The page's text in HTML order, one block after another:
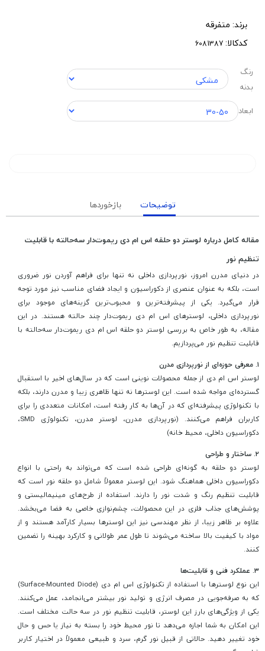
برند: متفرقه
کدکالا:
رنگ
بدنه
ابعاد
توضیحات بازخوردها
مقاله کامل درباره لوستر دو حلقه اس ام دی ریموت‌دار سه‌حالته با قابلیت
تنظیم نور
در دنیای مدرن امروز، نورپردازی داخلی نه تنها برای فراهم آوردن نور ضروری
است، بلکه به عنوان عنصری از دکوراسیون و ایجاد فضای مناسب نیز مورد توجه
قرار می‌گیرد. یکی از پیشرفته‌ترین و محبوب‌ترین گزینه‌های موجود برای
نورپردازی داخلی، لوسترهای اس ام دی ریموت‌دار چند حالته هستند. در این
مقاله، به طور خاص به بررسی لوستر دو حلقه اس ام دی ریموت‌دار سه‌حالته با
قابلیت تنظیم نور می‌پردازیم.
۱. معرفی حوزه‌ای از نورپردازی مدرن
لوستر اس ام دی از جمله محصولات نوینی است که در سال‌های اخیر با استقبال
گسترده‌ای مواجه شده است. این لوسترها نه تنها ظاهری زیبا و مدرن دارند، بلکه
با تکنولوژی پیشرفته‌ای که در آن‌ها به کار رفته است، امکانات متعددی را برای
کاربران فراهم می‌کنند. (نورپردازی مدرن، لوستر مدرن، تکنولوژی SMD،
دکوراسیون داخلی، محیط خانه)
۲. ساختار و طراحی
لوستر دو حلقه به گونه‌ای طراحی شده است که می‌تواند به راحتی با انواع
دکوراسیون داخلی هماهنگ شود. این لوستر معمولاً شامل دو حلقه نور است که
قابلیت تنظیم رنگ و شدت نور را دارند. استفاده از طرح‌های مینیمالیستی و
پوشش‌های جذاب فلزی در این محصولات، چشم‌نوازی خاصی به فضا می‌بخشد.
علاوه بر ظاهر زیبا، از نظر مهندسی نیز این لوسترها بسیار کارآمد هستند و از
مواد با کیفیت بالا ساخته می‌شوند تا طول عمر طولانی و کارکرد بهینه را تضمین
کنند.
۳. عملکرد فنی و قابلیت‌ها
این نوع لوسترها با استفاده از تکنولوژی اس ام دی (Surface-Mounted Diode)
که به صرفه‌جویی در مصرف انرژی و تولید نور بیشتر می‌انجامد، عمل می‌کنند.
یکی از ویژگی‌های بارز این لوستر، قابلیت تنظیم نور در سه حالت مختلف است.
این امکان به شما اجازه می‌دهد تا نور محیط خود را بسته به نیاز یا حس و حال
خود تغییر دهید. حالاتی از قبیل نور گرم، سرد و طبیعی معمولاً در اختیار کاربر